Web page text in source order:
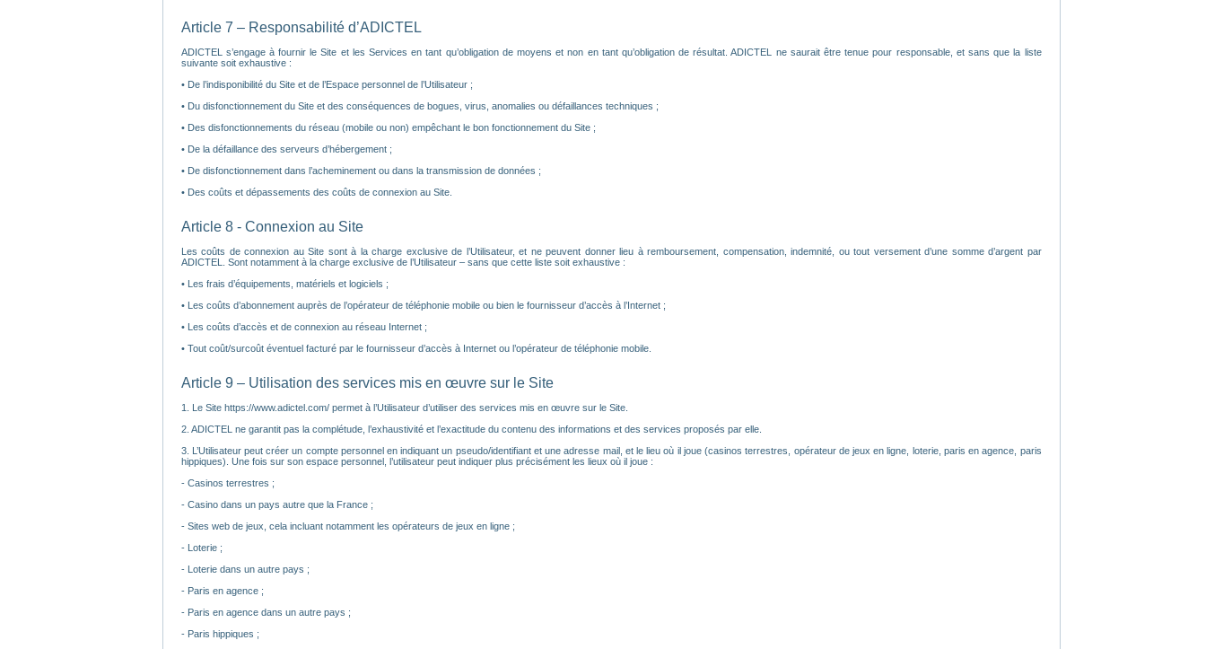
Article 7 – Responsabilité d’ADICTEL
ADICTEL s’engage à fournir le Site et les Services en tant qu’obligation de moyens et non en tant qu’obligation de résultat. ADICTEL ne saurait être tenue pour responsable, et sans que la liste
suivante soit exhaustive :
• De l’indisponibilité du Site et de l’Espace personnel de l’Utilisateur ;
• Du disfonctionnement du Site et des conséquences de bogues, virus, anomalies ou défaillances techniques ;
• Des disfonctionnements du réseau (mobile ou non) empêchant le bon fonctionnement du Site ;
• De la défaillance des serveurs d’hébergement ;
• De disfonctionnement dans l’acheminement ou dans la transmission de données ;
• Des coûts et dépassements des coûts de connexion au Site.
Article 8 - Connexion au Site
Les coûts de connexion au Site sont à la charge exclusive de l’Utilisateur, et ne peuvent donner lieu à remboursement, compensation, indemnité, ou tout versement d’une somme d’argent par
ADICTEL. Sont notamment à la charge exclusive de l’Utilisateur – sans que cette liste soit exhaustive :
• Les frais d’équipements, matériels et logiciels ;
• Les coûts d’abonnement auprès de l’opérateur de téléphonie mobile ou bien le fournisseur d’accès à l’Internet ;
• Les coûts d’accès et de connexion au réseau Internet ;
• Tout coût/surcoût éventuel facturé par le fournisseur d’accès à Internet ou l’opérateur de téléphonie mobile.
Article 9 – Utilisation des services mis en œuvre sur le Site
1. Le Site https://www.adictel.com/ permet à l’Utilisateur d’utiliser des services mis en œuvre sur le Site.
2. ADICTEL ne garantit pas la complétude, l’exhaustivité et l’exactitude du contenu des informations et des services proposés par elle.
3. L’Utilisateur peut créer un compte personnel en indiquant un pseudo/identifiant et une adresse mail, et le lieu où il joue (casinos terrestres, opérateur de jeux en ligne, loterie, paris en agence, paris
hippiques). Une fois sur son espace personnel, l’utilisateur peut indiquer plus précisément les lieux où il joue :
- Casinos terrestres ;
- Casino dans un pays autre que la France ;
- Sites web de jeux, cela incluant notamment les opérateurs de jeux en ligne ;
- Loterie ;
- Loterie dans un autre pays ;
- Paris en agence ;
- Paris en agence dans un autre pays ;
- Paris hippiques ;